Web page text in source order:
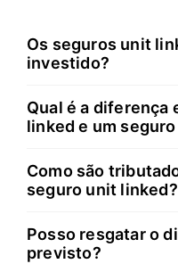
Os seguros unit
investido?
Não, os seguros unit
investido. O valor final
o que significa que
do montante aplicado
quedas significativas.
Qual é a diferença
linked e um
A principal diferença
rentabilidade. Os
enquanto os unit
oferecem potencial de
Como são
seguro unit linked?
Os ganhos são
capitais à taxa de 28%
Posso resgatar o
previsto?